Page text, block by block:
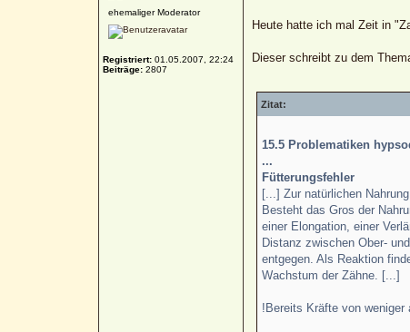
ehemaliger Moderator
Registriert:01.05.2007, 22:24
Beiträge:2807
Heute hatte ich mal Zeit in
Dieser schreibt zu dem
Zitat:
15.5 Problematiken
...
Fütterungsfehler
[...] Zur natürlichen
Besteht das Gros der
einer Elongation, einer
Distanz zwischen Ober-
entgegen. Als Reaktion
Wachstum der Zähne. [...]
!Bereits Kräfte von weniger